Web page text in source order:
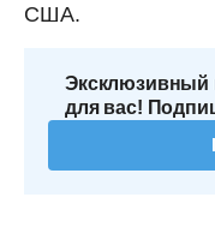
США.
Эксклюзивный
для вас!